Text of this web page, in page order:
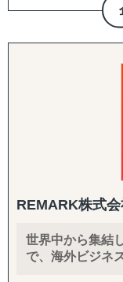
【海外進出パッケ
英語クリエイティ
タログ翻訳
HP作成など、
高度なプランニン
イアントの課題解
アメリカでのWeb
REMARK株式
世界中から集結
で、海外ビジネ